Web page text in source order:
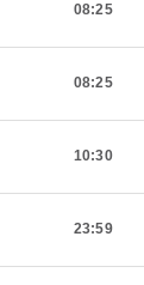
08:25
08:25
10:30
23:59